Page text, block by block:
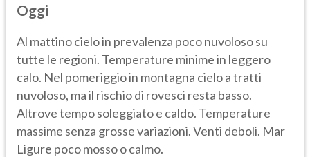
Oggi
Al mattino cielo in prevalenza poco nuvoloso su
tutte le regioni. Temperature minime in leggero
calo. Nel pomeriggio in montagna cielo a tratti
nuvoloso, ma il rischio di rovesci resta basso.
Altrove tempo soleggiato e caldo. Temperature
massime senza grosse variazioni. Venti deboli. Mar
Ligure poco mosso o calmo.